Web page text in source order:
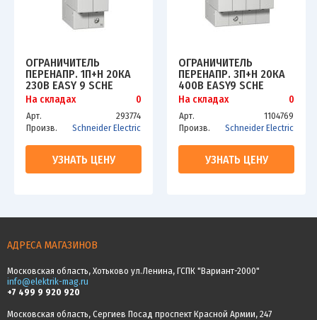
ОГРАНИЧИТЕЛЬ
ПЕРЕНАПР. 1П+Н 20КА
230В EASY 9 SCHE
EZ9L33620
На складах 0
Арт.
293774
Произв.
Schneider Electric
УЗНАТЬ ЦЕНУ
ОГРАНИЧИТЕЛЬ
ПЕРЕНАПР. 3П+Н 20КА
400В EASY9 SCHE
EZ9L33720
На складах 0
Арт.
1104769
Произв.
Schneider Electric
УЗНАТЬ ЦЕНУ
АДРЕСА МАГАЗИНОВ
Московская область, Хотьково ул.Ленина, ГСПК "Вариант-2000"
info@elektrik-mag.ru
+7 499 9 920 920
Московская область, Сергиев Посад проспект Красной Армии, 247